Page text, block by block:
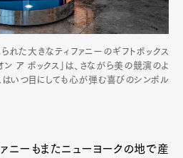
れた大きなティファニーのギフトボックス
ン ア ボックス」は、さながら美の競演のよ
はいつ目にしても心が弾む喜びのシンボル
ニーもまたニューヨークの地で産